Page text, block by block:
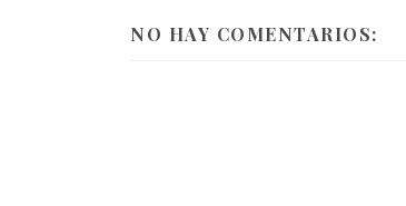
NO HAY COMENTARIOS: